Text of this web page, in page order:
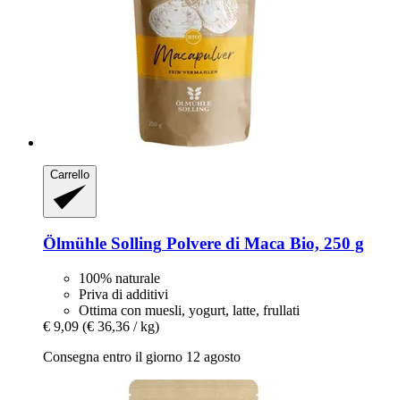
Carrello
Ölmühle Solling Polvere di Maca Bio, 250 g
100% naturale
Priva di additivi
Ottima con muesli, yogurt, latte, frullati
€ 9,09 (€ 36,36 / kg)
Consegna entro il giorno 12 agosto